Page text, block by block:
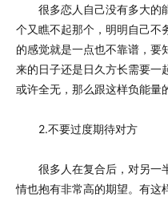
很多恋人自己没有多大的
个又瞧不起那个，明明自己不
的感觉就是一点也不靠谱，要
来的日子还是日久方长需要一
或许全无，那么跟这样负能量
2.不要过度期待对方
很多人在复合后，对另一
情也抱有非常高的期望。有这